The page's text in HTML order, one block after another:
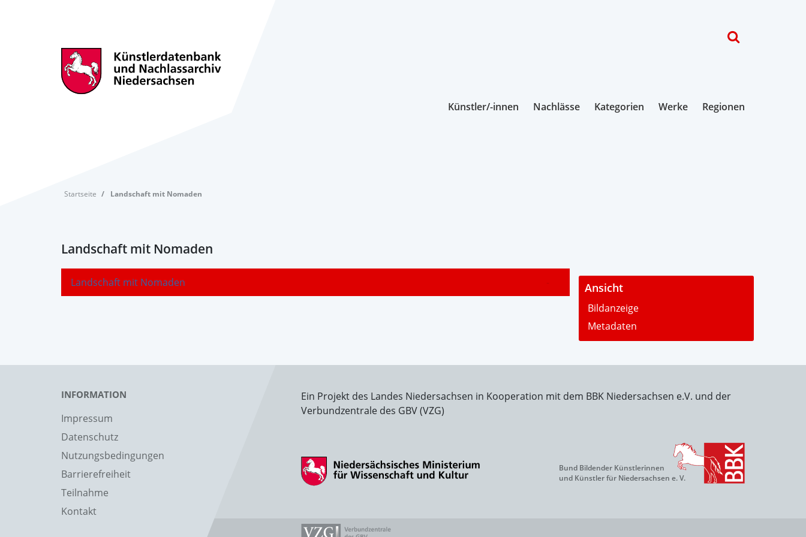
Künstler/-innen Nachlässe Kategorien Werke Regionen
Startseite Landschaft mit Nomaden
Landschaft mit Nomaden
Landschaft mit Nomaden - Ansicht
Bildanzeige
Metadaten
INFORMATION
Impressum
Datenschutz
Nutzungsbedingungen
Barrierefreiheit
Teilnahme
Kontakt
Ein Projekt des Landes Niedersachsen in Kooperation mit dem BBK Niedersachsen e.V. und der
Verbundzentrale des GBV (VZG)
Bund Bildender Künstlerinnen
und Künstler für Niedersachsen e. V.